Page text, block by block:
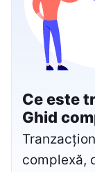
Ce este
Ghid
complexă,